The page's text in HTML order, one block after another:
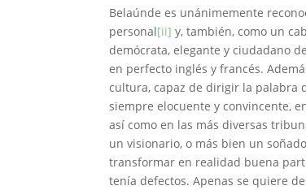
Belaúnde es unánimemente
personal[ii] y, también, como un
demócrata, elegante y ciudadano
en perfecto inglés y francés.
cultura, capaz de dirigir la palabra
siempre elocuente y convincente,
así como en las más diversas
un visionario, o más bien un
transformar en realidad buena
tenía defectos. Apenas se quiere